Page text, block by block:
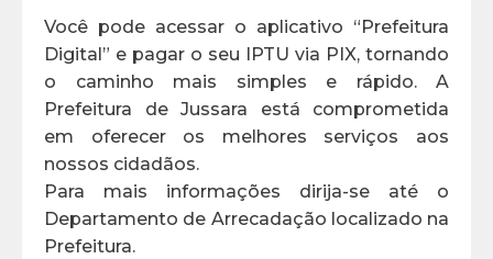
Você pode acessar o aplicativo “Prefeitura
Digital” e pagar o seu IPTU via PIX, tornando
o caminho mais simples e rápido. A
Prefeitura de Jussara está comprometida
em oferecer os melhores serviços aos
nossos cidadãos.
Para mais informações dirija-se até o
Departamento de Arrecadação localizado na
Prefeitura.